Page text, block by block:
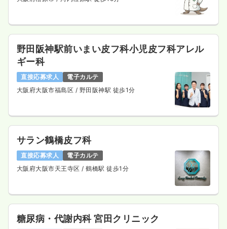
ブランク可
気になる 詳細を見る
日勤のみ（パート） 一時募集休止
日曜休み
ブランク可 時給1,900円以上可
気になる 詳細を見る
介護・福祉系正・准看護師 一般＋療養
日勤のみ（常勤）
野田阪神駅前いまい皮フ科小児皮フ科アレル
ギー科
直接応募求人
電子カルテ
大阪府大阪市福島区 / 野田阪神駅 徒歩1分
サラン鶴橋皮フ科
直接応募求人
電子カルテ
大阪府大阪市天王寺区/ 鶴橋駅 徒歩1分
糖尿病・代謝内科 宮田クリニック